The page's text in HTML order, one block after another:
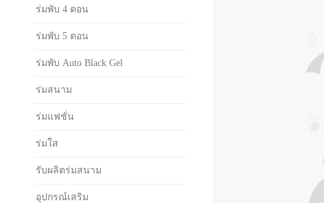
ร่มพับ 4 ตอน
ร่มพับ 5 ตอน
ร่มพับ Auto Black Gel
ร่มสนาม
ร่มแฟชั่น
ร่มใส
รับผลิตร่มสนาม
อุปกรณ์เสริม